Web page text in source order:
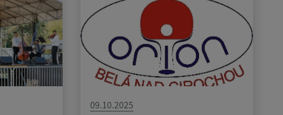
09.10.2025